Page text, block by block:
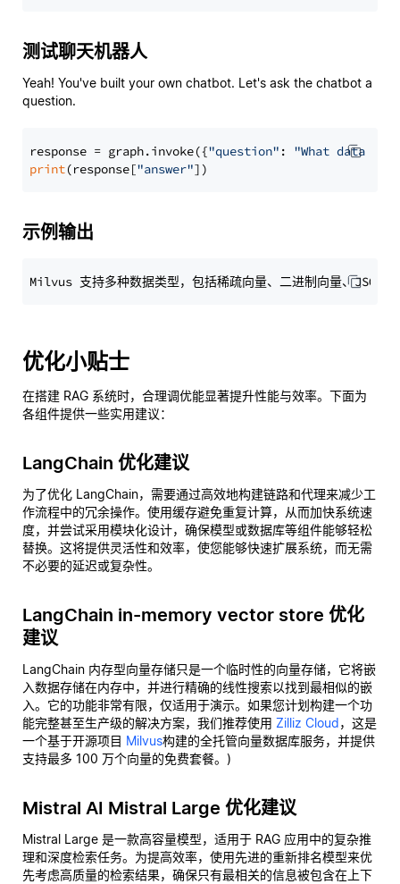
测试聊天机器人
Yeah! You've built your own chatbot. Let's ask the chatbot a
question.
response = graph.invoke({"question" : "What data
print(response["answer"
示例输出
优化小贴士
在搭建 RAG 系统时，合理调优能显著提升性能与效率。下面为
各组件提供一些实用建议：
LangChain 优化建议
为了优化 LangChain，需要通过高效地构建链路和代理来减少工
作流程中的冗余操作。使用缓存避免重复计算，从而加快系统速
度，并尝试采用模块化设计，确保模型或数据库等组件能够轻松
替换。这将提供灵活性和效率，使您能够快速扩展系统，而无需
不必要的延迟或复杂性。
LangChain in-memory vector store 优化
建议
LangChain 内存型向量存储只是一个临时性的向量存储，它将嵌
入数据存储在内存中，并进行精确的线性搜索以找到最相似的嵌
入。它的功能非常有限，仅适用于演示。如果您计划构建一个功
能完整甚至生产级的解决方案，我们推荐使用 Zilliz Cloud，这是
一个基于开源项目 Milvus构建的全托管向量数据库服务，并提供
支持最多 100 万个向量的免费套餐。)
Mistral AI Mistral Large 优化建议
Mistral Large 是一款高容量模型，适用于 RAG 应用中的复杂推
理和深度检索任务。为提高效率，使用先进的重新排名模型来优
先考虑高质量的检索结果，确保只有最相关的信息被包含在上下